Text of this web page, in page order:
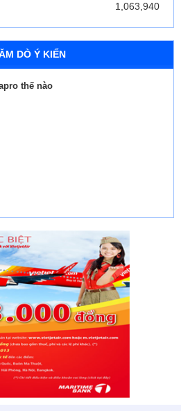
1,063,940
DÒ Ý KIẾN
thế nào